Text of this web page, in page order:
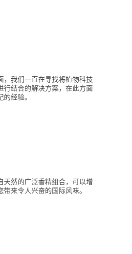
，我们一直在寻找将植物科技
行结合的解决方案，在此方面
经验。
天然的广泛香精组合，可以增
带来令人兴奋的国际风味。